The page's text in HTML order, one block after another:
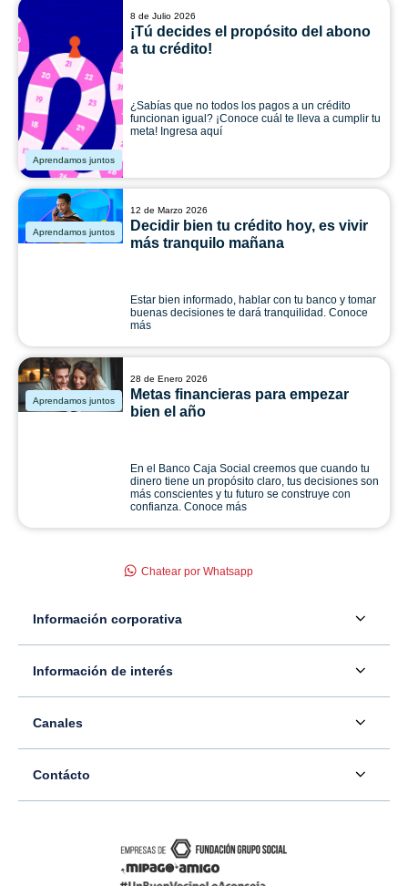
Aprendamos juntos
8 de Julio 2026
¡Tú decides el propósito del abono
a tu crédito!
¿Sabías que no todos los pagos a un crédito
funcionan igual? ¡Conoce cuál te lleva a cumplir tu
meta! Ingresa aquí
Aprendamos juntos
12 de Marzo 2026
Decidir bien tu crédito hoy, es vivir
más tranquilo mañana
Estar bien informado, hablar con tu banco y tomar
buenas decisiones te dará tranquilidad. Conoce
más
Aprendamos juntos
28 de Enero 2026
Metas financieras para empezar
bien el año
En el Banco Caja Social creemos que cuando tu
dinero tiene un propósito claro, tus decisiones son
más conscientes y tu futuro se construye con
confianza. Conoce más
Información corporativa
Información para inversionistas
Sala de prensa
Información adicional
Trabaje con nosotros
Información de interés
Servicio - Atención al Consumidor financiero
Tutoriales canales digitales
Canales
Ubíquenos
Directorios alternos
Contácto
Chatear por Whatsapp